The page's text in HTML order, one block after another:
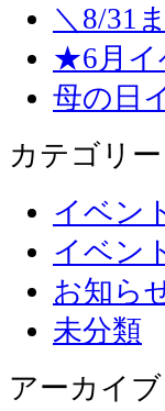
＼8/31
★6月イ
母の日
カテゴリー
イベン
イベン
お知ら
未分類
アーカイブ